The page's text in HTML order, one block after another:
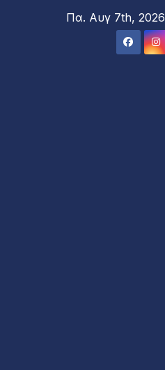
Πα. Αυγ 7th, 2026